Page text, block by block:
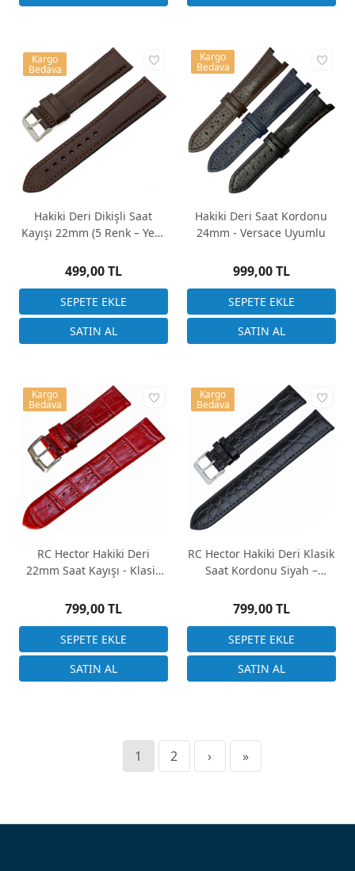
Hakiki Deri Dikişli Saat
Kayışı 22mm (5 Renk – Yerli
499,00 TL
Kargo
Bedava
Hakiki Deri Saat Kordonu
24mm - Versace Uyumlu
999,00 TL
Kargo
Bedava
RC Hector Hakiki Deri
22mm Saat Kayışı - Klasik
799,00 TL
Kargo
Bedava
RC Hector Hakiki Deri Klasik
Saat Kordonu Siyah –
799,00 TL
Kargo
Bedava
1 2 › »